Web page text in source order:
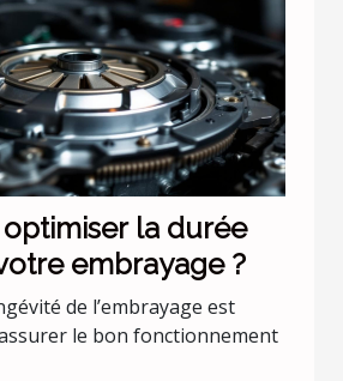
la durée
embrayage ?
de l’embrayage est
le bon fonctionnement